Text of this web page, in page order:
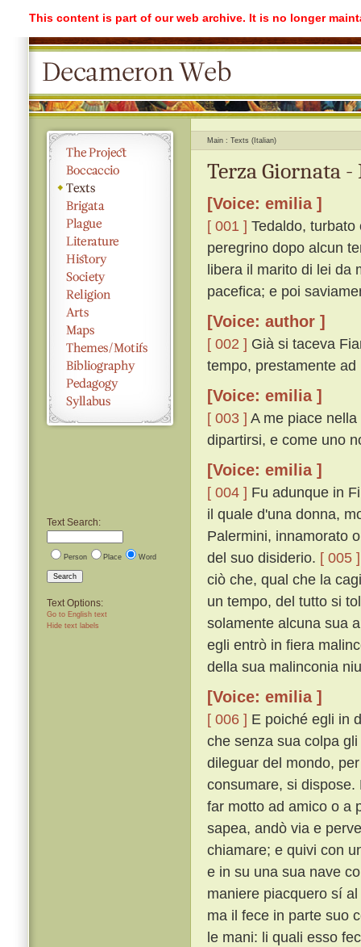
This content is part of our web archive. It is no longer
Text Search:
Person Place Word
Search
Text Options:
Go to English text
Hide text labels
Main Texts (Italian)
Terza Giornata
[Voice: emilia ]
[ 001 ] Tedaldo,
peregrino dopo alcun
libera il marito di lei da
pacefica; e poi
[Voice: author ]
[ 002 ] Già si taceva
tempo, prestamente
[Voice: emilia ]
[ 003 ] A me piace
dipartirsi, e come uno
[Voice: emilia ]
[ 004 ] Fu adunque in
il quale d'una donna,
Palermini, innamorato
del suo disiderio. [ 005 ]
ciò che, qual che la
un tempo, del tutto si
solamente alcuna sua
egli entrò in fiera
della sua malinconia
[Voice: emilia ]
[ 006 ] E poiché egli in
che senza sua colpa
dileguar del mondo,
consumare, si
far motto ad amico o a
sapea, andò via e
chiamare; e quivi con
e in su una sua nave
maniere piacquero sí
ma il fece in parte suo
le mani: li quali esso